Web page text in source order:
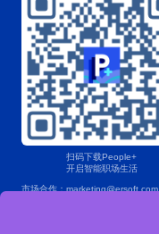
扫码下载People+
开启智能职场生活
市场合作：marketing@ersoft.com